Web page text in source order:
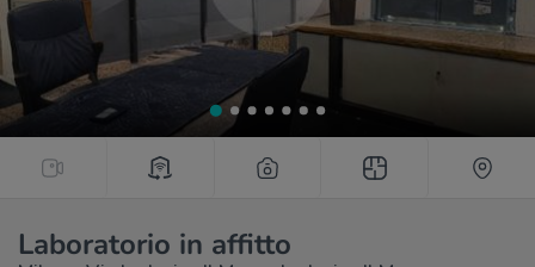
Laboratorio in affitto